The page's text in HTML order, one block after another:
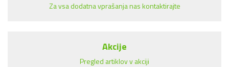
Za vsa dodatna vprašanja nas kontaktirajte
Akcije
Pregled artiklov v akciji